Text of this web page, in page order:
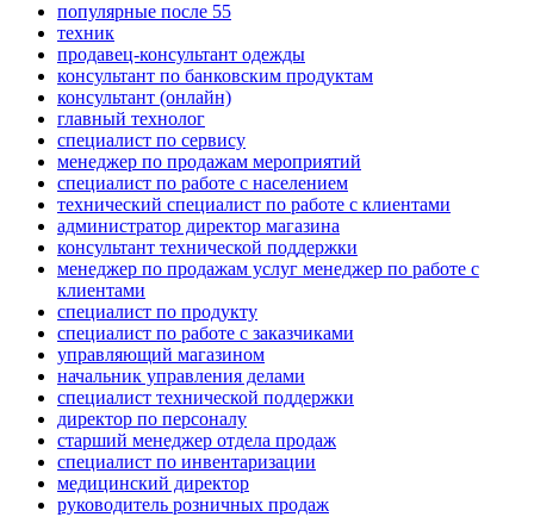
популярные после 55
техник
продавец-консультант одежды
консультант по банковским продуктам
консультант (онлайн)
главный технолог
специалист по сервису
менеджер по продажам мероприятий
специалист по работе с населением
технический специалист по работе с клиентами
администратор директор магазина
консультант технической поддержки
менеджер по продажам услуг менеджер по работе с
клиентами
специалист по продукту
специалист по работе с заказчиками
управляющий магазином
начальник управления делами
специалист технической поддержки
директор по персоналу
старший менеджер отдела продаж
специалист по инвентаризации
медицинский директор
руководитель розничных продаж